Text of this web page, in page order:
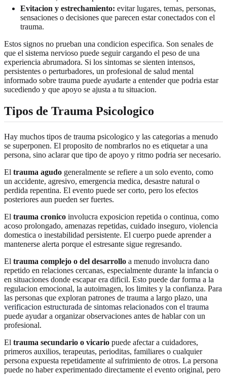
Evitacion y estrechamiento: evitar lugares, temas, personas,
sensaciones o decisiones que parecen estar conectados con el
trauma.
Estos signos no prueban una condicion especifica. Son senales de
que el sistema nervioso puede seguir cargando el peso de una
experiencia abrumadora. Si los sintomas se sienten intensos,
persistentes o perturbadores, un profesional de salud mental
informado sobre trauma puede ayudarte a entender que podria estar
sucediendo y que apoyo se ajusta a tu situacion.
Tipos de Trauma Psicologico
Hay muchos tipos de trauma psicologico y las categorias a menudo
se superponen. El proposito de nombrarlos no es etiquetar a una
persona, sino aclarar que tipo de apoyo y ritmo podria ser necesario.
El trauma agudo generalmente se refiere a un solo evento, como
un accidente, agresivo, emergencia medica, desastre natural o
perdida repentina. El evento puede ser corto, pero los efectos
posteriores aun pueden ser fuertes.
El trauma cronico involucra exposicion repetida o continua, como
acoso prolongado, amenazas repetidas, cuidado inseguro, violencia
domestica o inestabilidad persistente. El cuerpo puede aprender a
mantenerse alerta porque el estresante sigue regresando.
El trauma complejo o del desarrollo a menudo involucra dano
repetido en relaciones cercanas, especialmente durante la infancia o
en situaciones donde escapar era dificil. Esto puede dar forma a la
regulacion emocional, la autoimagen, los limites y la confianza. Para
las personas que exploran patrones de trauma a largo plazo, una
verificacion estructurada de sintomas relacionados con el trauma
puede ayudar a organizar observaciones antes de hablar con un
profesional.
El trauma secundario o vicario puede afectar a cuidadores,
primeros auxilios, terapeutas, perioditas, familiares o cualquier
persona expuesta repetidamente al sufrimiento de otros. La persona
puede no haber experimentado directamente el evento original, pero